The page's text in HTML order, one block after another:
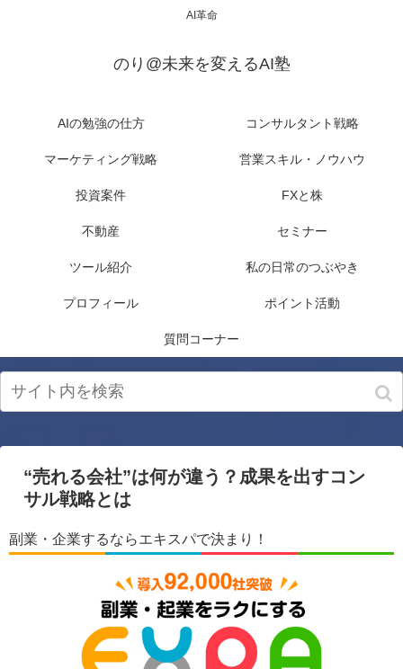
AI革命
のり@未来を変えるAI塾
AIの勉強の仕方 コンサルタント戦略
マーケティング戦略 営業スキル・ノウハウ
投資案件 FXと株
不動産 セミナー
ツール紹介 私の日常のつぶやき
プロフィール ポイント活動
質問コーナー
“売れる会社”は何が違う？成果を出すコン
サル戦略とは
副業・企業するならエキスパで決まり！